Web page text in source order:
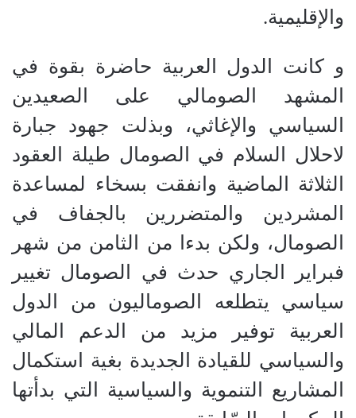
والإقليمية.
و كانت الدول العربية حاضرة بقوة في
المشهد الصومالي على الصعيدين
السياسي والإغاثي، وبذلت جهود جبارة
لاحلال السلام في الصومال طيلة العقود
الثلاثة الماضية وانفقت بسخاء لمساعدة
المشردين والمتضررين بالجفاف في
الصومال، ولكن بدءا من الثامن من شهر
فبراير الجاري حدث في الصومال تغيير
سياسي يتطلعه الصوماليون من الدول
العربية توفير مزيد من الدعم المالي
والسياسي للقيادة الجديدة بغية استكمال
المشاريع التنموية والسياسية التي بدأتها